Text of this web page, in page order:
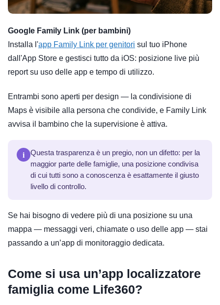
Google Family Link (per bambini)
Installa l'app Family Link per genitori sul tuo iPhone
dall'App Store e gestisci tutto da iOS: posizione live più
report su uso delle app e tempo di utilizzo.
Entrambi sono aperti per design — la condivisione di
Maps è visibile alla persona che condivide, e Family Link
avvisa il bambino che la supervisione è attiva.
i
Questa trasparenza è un pregio, non un difetto: per la
maggior parte delle famiglie, una posizione condivisa
di cui tutti sono a conoscenza è esattamente il giusto
livello di controllo.
Se hai bisogno di vedere più di una posizione su una
mappa — messaggi veri, chiamate o uso delle app — stai
passando a un’app di monitoraggio dedicata.
Come si usa un’app localizzatore
famiglia come Life360?